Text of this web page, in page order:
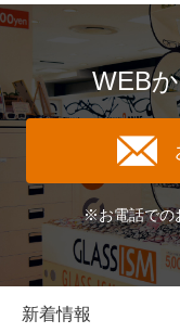
WEB
※お電話での
新着情報